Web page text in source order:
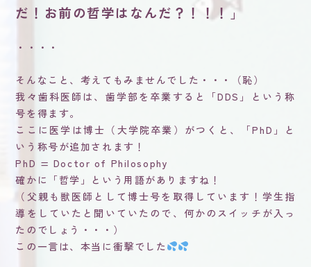
だ！お前の哲学はなんだ？！！！」
・・・・
そんなこと、考えてもみませんでした・・・（恥）
我々歯科医師は、歯学部を卒業すると「DDS」という称
号を得ます。
ここに医学は博士（大学院卒業）がつくと、「PhD」と
いう称号が追加されます！
PhD = Doctor of Philosophy
確かに「哲学」という用語がありますね！
（父親も獣医師として博士号を取得しています！学生指
導をしていたと聞いていたので、何かのスイッチが入っ
たのでしょう・・・）
この一言は、本当に衝撃でした